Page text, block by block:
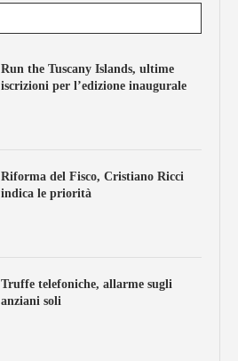
Run the Tuscany Islands, ultime
iscrizioni per l’edizione inaugurale
Riforma del Fisco, Cristiano Ricci
indica le priorità
Truffe telefoniche, allarme sugli
anziani soli